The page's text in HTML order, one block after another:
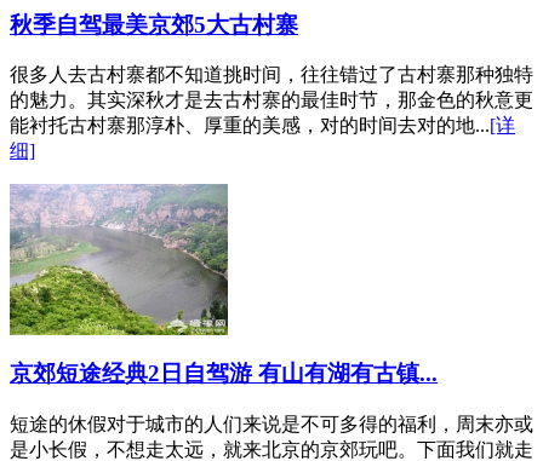
秋季自驾最美京郊5大古村寨
很多人去古村寨都不知道挑时间，往往错过了古村寨那种独特
的魅力。其实深秋才是去古村寨的最佳时节，那金色的秋意更
能衬托古村寨那淳朴、厚重的美感，对的时间去对的地...[详
细]
京郊短途经典2日自驾游 有山有湖有古镇...
短途的休假对于城市的人们来说是不可多得的福利，周末亦或
是小长假，不想走太远，就来北京的京郊玩吧。下面我们就走